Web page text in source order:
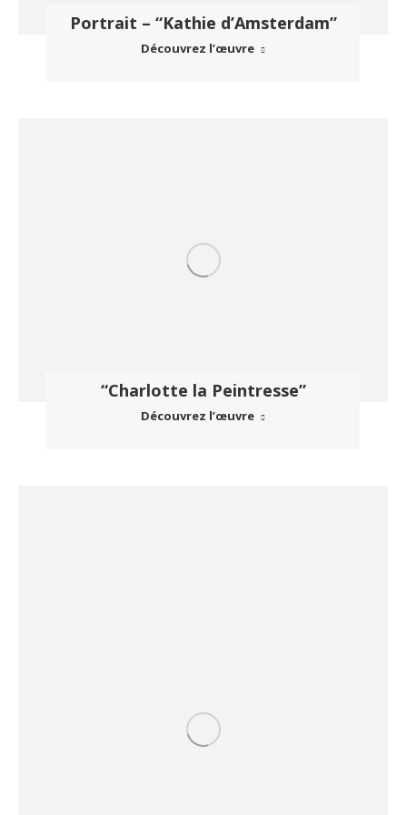
Portrait – “Kathie d’Amsterdam”
Découvrez l’œuvre
“Charlotte la Peintresse”
Découvrez l’œuvre